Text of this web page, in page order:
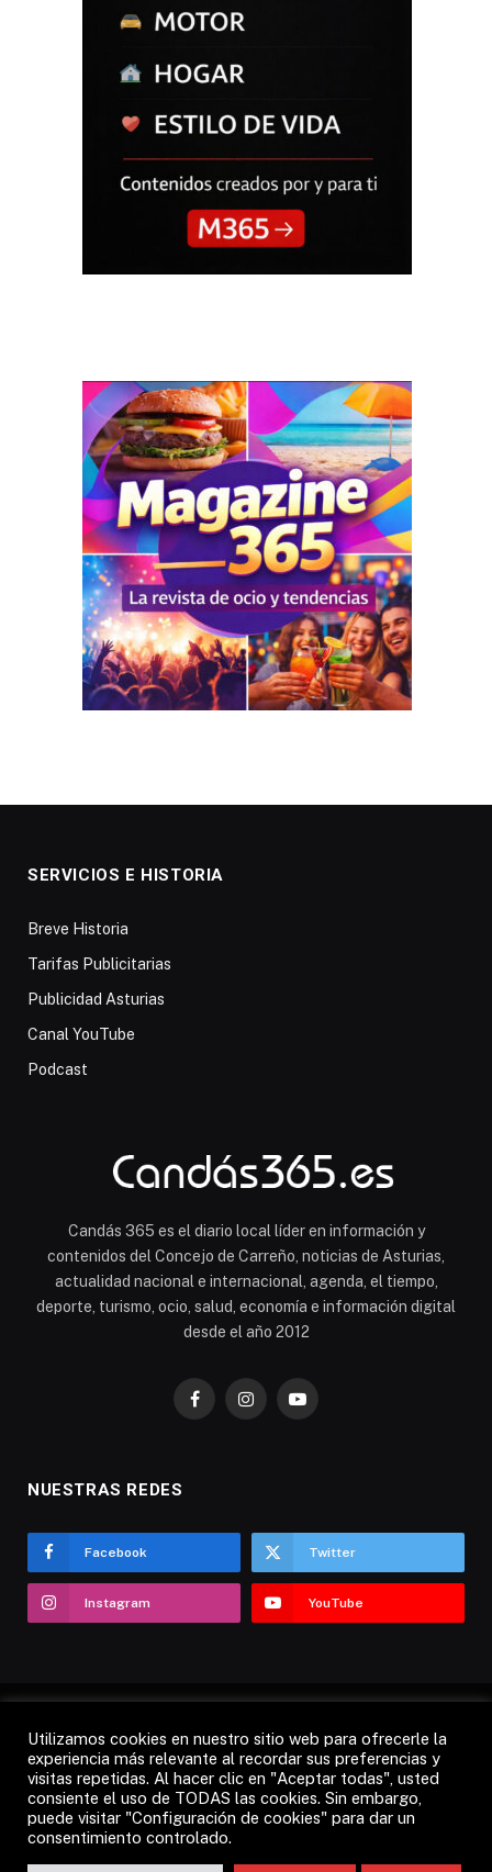
SERVICIOS E HISTORIA
Breve Historia
Tarifas Publicitarias
Publicidad Asturias
Canal YouTube
Podcast
Candás 365 es el diario local líder en información y
contenidos del Concejo de Carreño, noticias de Asturias,
actualidad nacional e internacional, agenda, el tiempo,
deporte, turismo, ocio, salud, economía e información digital
desde el año 2012
FacebookInstagramYouTube
NUESTRAS REDES
Facebook Twitter
Instagram YouTube
AVISO LEGAL POLÍTICA DE COOKIES
POLÍTICA DE PRIVACIDAD CANDÁS 365 TV RADIO
CONTACTO
© 2012 - 2026 Todos los derechos reservados.
Utilizamos cookies en nuestro sitio web para ofrecerle la
experiencia más relevante al recordar sus preferencias y
visitas repetidas. Al hacer clic en "Aceptar todas", usted
consiente el uso de TODAS las cookies. Sin embargo,
puede visitar "Configuración de cookies" para dar un
consentimiento controlado.